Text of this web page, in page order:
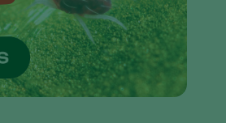
Paraguay
Poland
Portugal
Russia